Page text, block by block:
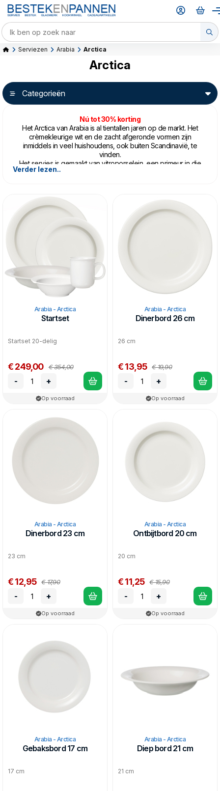
Serviezen Arabia Arctica
Arctica
Categorieën
Nú tot 30% korting
Het Arctica van Arabia is al tientallen jaren op de markt. Het
crèmekleurige wit en de zacht afgeronde vormen zijn
inmiddels in veel huishoudens, ook buiten Scandinavië, te
vinden.
Het servies is gemaakt van vitroporselein, een primeur in die
tijd. Dit porselein is extra sterk omdat het twee maal op hoge
Over Arabia Arctica
Het Arctica is een ontwerp van Inkeri Leivo uit 1979. Het
servies was erg anders dan wat er toentertijd in de mode was;
statige, gekleurde en vooral uitgebreide serviessets voerden
de boventoon. Het puur witte servies is overzichtelijk,
functioneel en bevat alles wat er nodig is voor elke maaltijd, of
dit nu het ontbijt of een uitgebreid diner is met meerdere
gangen.
Ook is het te gebruiken voor alle mogelijke momenten; voor
dagelijks gebruik of bij meer feestelijke gelegenheden.
genoeg (serveer)delen om in een reeks van gelegenheden
Verder lezen..
Arabia - Arctica
Startset
Startset 20-delig
€ 249,00 € 354,00
- +
Op voorraad
Arabia - Arctica
Dinerbord 26 cm
26 cm
€ 13,95 € 19,90
- +
Op voorraad
Arabia - Arctica
Dinerbord 23 cm
23 cm
€ 12,95 € 17,90
- +
Op voorraad
Arabia - Arctica
Ontbijtbord 20 cm
20 cm
€ 11,25 € 15,90
- +
Op voorraad
Arabia - Arctica
Gebaksbord 17 cm
17 cm
Arabia - Arctica
Diep bord 21 cm
21 cm